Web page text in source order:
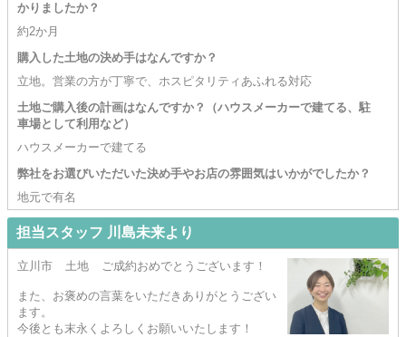
かりましたか？
約2か月
購入した土地の決め手はなんですか？
立地。営業の方が丁寧で、ホスピタリティあふれる対応
土地ご購入後の計画はなんですか？（ハウスメーカーで建てる、駐
車場として利用など）
ハウスメーカーで建てる
弊社をお選びいただいた決め手やお店の雰囲気はいかがでしたか？
地元で有名
担当スタッフ 川島未来より
立川市 土地 ご成約おめでとうございます！
また、お褒めの言葉をいただきありがとうござい
ます。
今後とも末永くよろしくお願いいたします！